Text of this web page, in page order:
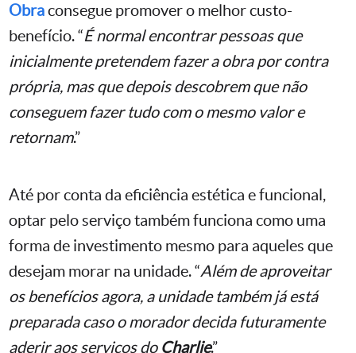
Obraconsegue promover o melhor custo-
benefício. “É normal encontrar pessoas que
inicialmente pretendem fazer a obra por contra
própria, mas que depois descobrem que não
conseguem fazer tudo com o mesmo valor e
retornam.”
Até por conta da eficiência estética e funcional,
optar pelo serviço também funciona como uma
forma de investimento mesmo para aqueles que
desejam morar na unidade. “Além de aproveitar
os benefícios agora, a unidade também já está
preparada caso o morador decida futuramente
aderir aos serviços do Charlie.”